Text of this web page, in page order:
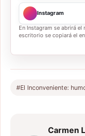
Instagram
En Instagram se abrirá
escritorio se copiará el
#El Inconveniente:
Carmen